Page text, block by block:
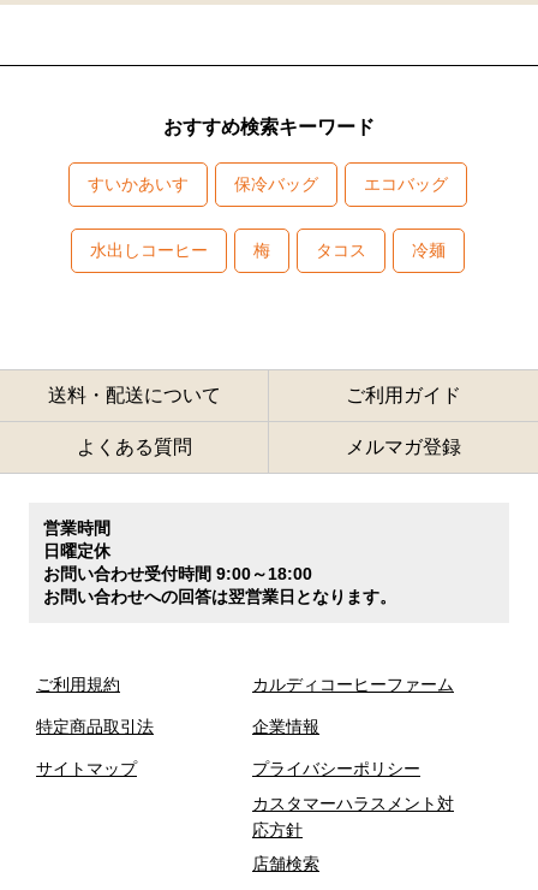
おすすめ検索キーワード
すいかあいす 保冷バッグ エコバッグ
水出しコーヒー 梅 タコス 冷麺
送料・配送について ご利用ガイド
よくある質問 メルマガ登録
営業時間
日曜定休
お問い合わせ受付時間 9:00～18:00
お問い合わせへの回答は翌営業日となります。
ご利用規約
特定商品取引法
サイトマップ
カルディコーヒーファーム
企業情報
プライバシーポリシー
カスタマーハラスメント対
応方針
店舗検索